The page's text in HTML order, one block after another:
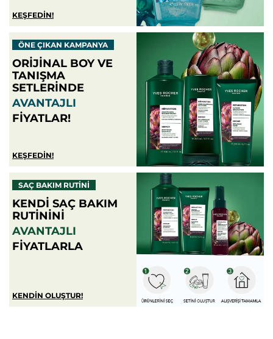
KEŞFEDİN!
ÖNE ÇIKAN KAMPANYA
ORIJINAL BOY VE
TANIŞMA
SETLERINDE
AVANTAJLI
FIYATLAR!
KEŞFEDİN!
SAÇ BAKIM RUTİNİ
KENDI SAÇ BAKIM
RUTININI
AVANTAJLI
FIYATLARLA
KENDIN OLUŞTUR!